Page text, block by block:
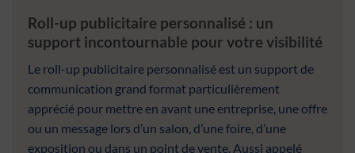
Roll-up publicitaire personnalisé : un
support incontournable pour votre visibilité
Le roll-up publicitaire personnalisé est un support de
communication grand format particulièrement
apprécié pour mettre en avant une entreprise, une offre
ou un message lors d’un salon, d’une foire, d’une
exposition ou dans un point de vente. Aussi appelé